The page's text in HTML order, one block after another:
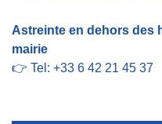
Astreinte en dehors des
mairie
👉 Tel: +33 6 42 21 45 37